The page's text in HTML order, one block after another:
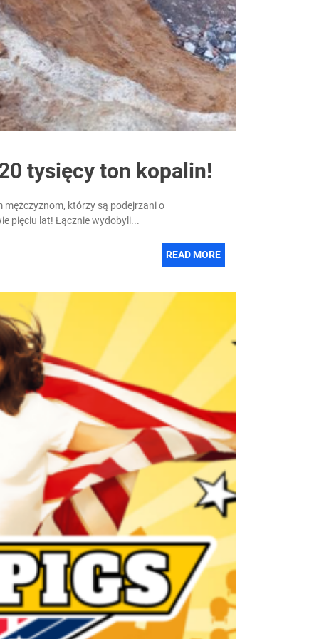
tysięcy ton kopalin!
mężczyznom, którzy są podejrzani o
pięciu lat! Łącznie wydobyli...
READ MORE